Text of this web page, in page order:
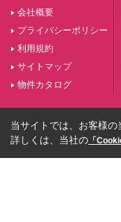
会社概要
プライバシーポリシー
利用規約
サイトマップ
物件カタログ
当サイトでは、お客様
詳しくは、当社の 「